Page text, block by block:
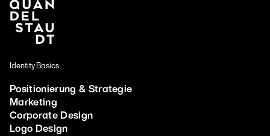
Identity Basics
Positionierung & Strategie
Marketing
Corporate Design
Logo Design